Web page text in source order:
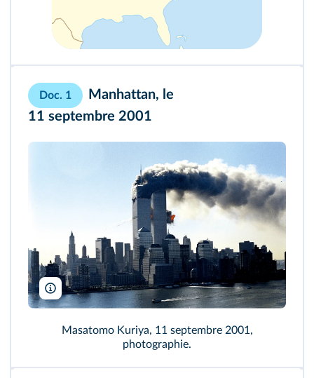
Doc. 1
Manhattan, le
11 septembre 2001
Masatomo Kuriya/Getty
Masatomo Kuriya, 11 septembre 2001,
photographie.